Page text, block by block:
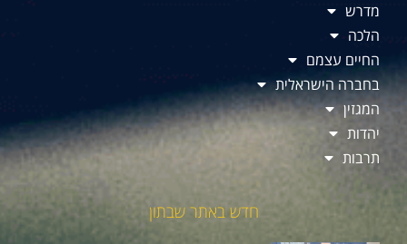
מדרש
הלכה
החיים עצמם
בחברה הישראלית
המגזין
יהדות
תרבות
חדש באתר שבתון